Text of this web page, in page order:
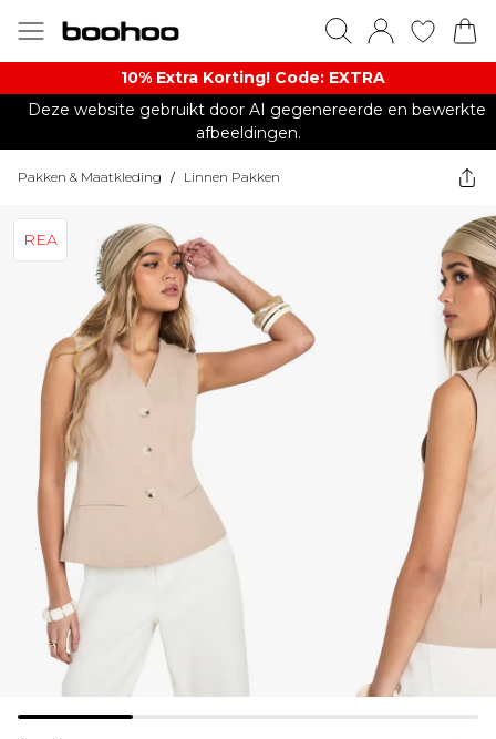
10% Extra Korting! Code: EXTRA​
Deze website gebruikt door AI gegenereerde en bewerkte
afbeeldingen.
Pakken & Maatkleding / Linnen Pakken
REA